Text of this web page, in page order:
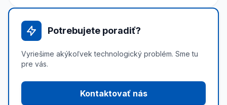
Potrebujete poradiť?
Vyriešime akýkoľvek technologický problém. Sme tu
pre vás.
Kontaktovať nás